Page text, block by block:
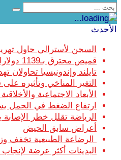
الأحدث
السجن لأسترالي حاول
قميص محترق بـ1139 دولارا.. هل تفقد الموضة عقلها؟
تايلند وإندونيسيا تحاولان
التغير المناخي وتأثيره
الأبعاد الاجتماعية
ارتفاع الضغط في الحمل
الرياضة تقلل خطر
أعراض سابق الحيض
الرضاعة الطبيعية تخفف
البدينات أكثر عرضة